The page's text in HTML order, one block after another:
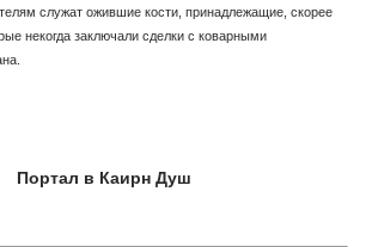
служат ожившие кости, принадлежащие, скорее
некогда заключали сделки с коварными
Портал в Каирн Душ